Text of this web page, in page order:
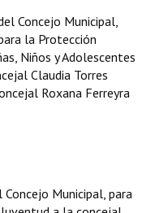
Concejo Municipal,
la Protección
Niños y Adolescentes
Claudia Torres
Roxana Ferreyra
Municipal, para